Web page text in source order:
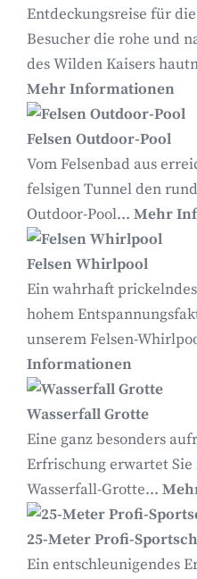
Entdeckungsreise für
Besucher die rohe und
des Wilden Kaisers
Mehr Informationen
Felsen Outdoor-Pool
Vom Felsenbad aus
felsigen Tunnel den
Outdoor-Pool... Mehr
Felsen Whirlpool
Ein wahrhaft
hohem
unserem Felsen-
Informationen
Wasserfall Grotte
Eine ganz besonders
Erfrischung erwartet
Wasserfall-Grotte...
25-Meter Profi-
Ein entschleunigendes